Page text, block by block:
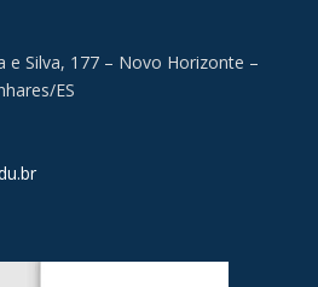
e Silva, 177 – Novo Horizonte –
ES